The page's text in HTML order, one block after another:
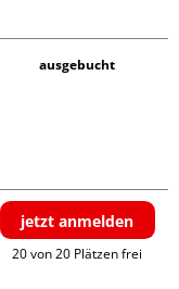
ausgebucht
jetzt anmelden
20 von 20 Plätzen frei